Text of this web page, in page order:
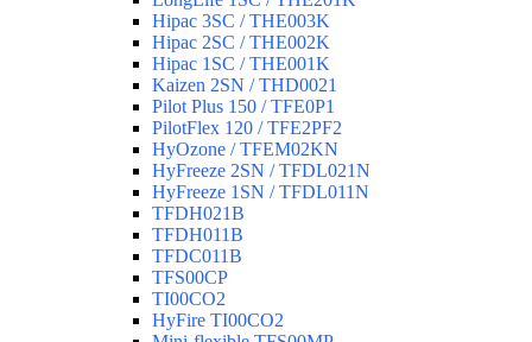
Hipac 3SC / THE003K
Hipac 2SC / THE002K
Hipac 1SC / THE001K
Kaizen 2SN / THD0021
Pilot Plus 150 / TFE0P1
PilotFlex 120 / TFE2PF2
HyOzone / TFEM02KN
HyFreeze 2SN / TFDL021N
HyFreeze 1SN / TFDL011N
TFDH021B
TFDH011B
TFDC011B
TFS00CP
TI00CO2
HyFire TI00CO2